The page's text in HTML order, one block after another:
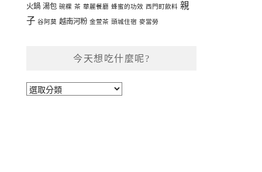
火鍋 湯包 碗粿 茶 華麗餐廳 蜂蜜的功效 西門町飲料 親
子 谷阿莫 越南河粉 金萱茶 頭城住宿 麥當勞
今天想吃什麼呢?
今